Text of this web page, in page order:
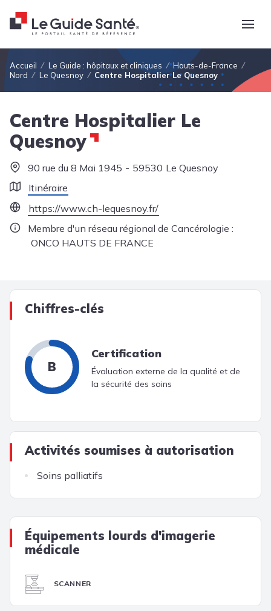
Fil d'Ariane
Accueil Le Guide : hôpitaux et cliniques
Hauts-de-France
Nord
Le Quesnoy Centre Hospitalier Le Quesnoy
Centre Hospitalier Le
Quesnoy
90 rue du 8 Mai 1945 59530 Le Quesnoy
Itinéraire
https://www.ch-lequesnoy.fr/
Membre d'un réseau régional de Cancérologie :
ONCO HAUTS DE FRANCE
Chiffres-clés
B
Certification
Évaluation externe de la qualité et de
la sécurité des soins
Activités soumises à autorisation
Soins palliatifs
Équipements lourds d'imagerie
médicale
SCANNER